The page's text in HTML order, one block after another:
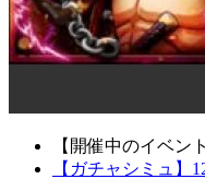
【開催中のイベン
【ガチャシミュ】